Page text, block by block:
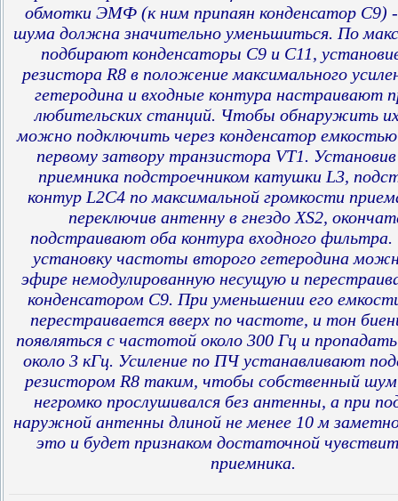
обмотки ЭМФ (к ним припаян конденсатор С9)
шума должна значительно уменьшиться. По
подбирают конденсаторы С9 и С11,
резистора R8 в положение максимального
гетеродина и входные контура настраивают
любительских станций. Чтобы обнаружить
можно подключить через конденсатор
первому затвору транзистора VT1.
приемника подстроечником катушки L3,
контур L2C4 по максимальной громкости
переключив антенну в гнездо XS2,
подстраивают оба контура входного
установку частоты второго гетеродина
эфире немодулированную несущую и
конденсатором С9. При уменьшении его
перестраивается вверх по частоте, и тон
появляться с частотой около 300 Гц и
около 3 кГц. Усиление по ПЧ устанавливают
резистором R8 таким, чтобы собственный
негромко прослушивался без антенны, а при
наружной антенны длиной не менее 10 м
это и будет признаком достаточной
приемника.